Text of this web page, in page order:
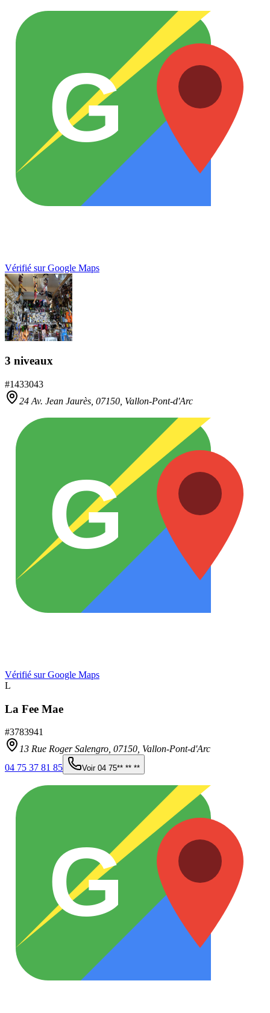
G
Vérifié sur Google Maps
3 niveaux
#1433043
24 Av. Jean Jaurès, 07150 Vallon-Pont-d'Arc
G
Vérifié sur Google Maps
L
La Fee Mae
#3783941
13 Rue Roger Salengro, 07150, Vallon-Pont-d'Arc
04 75 37 81 85
Voir 04 75** ** **
G